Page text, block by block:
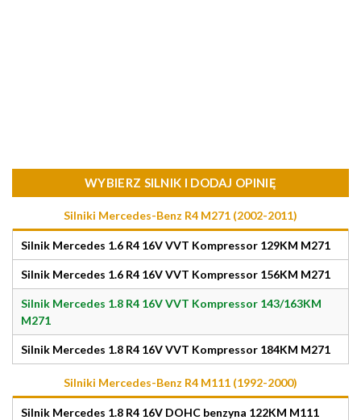
WYBIERZ SILNIK I DODAJ OPINIĘ
Silniki Mercedes-Benz R4 M271 (2002-2011)
Silnik Mercedes 1.6 R4 16V VVT Kompressor 129KM M271
Silnik Mercedes 1.6 R4 16V VVT Kompressor 156KM M271
Silnik Mercedes 1.8 R4 16V VVT Kompressor 143/163KM
M271
Silnik Mercedes 1.8 R4 16V VVT Kompressor 184KM M271
Silniki Mercedes-Benz R4 M111 (1992-2000)
Silnik Mercedes 1.8 R4 16V DOHC benzyna 122KM M111